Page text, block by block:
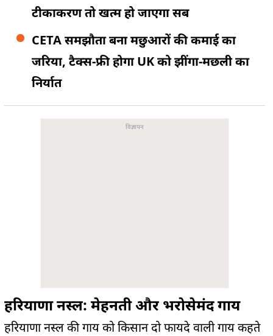
टीकाकरण तो खत्म हो जाएगा सब
CETA समझौता बना मछुआरों की कमाई का
जरिया, टैक्स-फ्री होगा UK को झींगा-मछली का
निर्यात
हरियाणा नस्ल: मेहनती और भरोसेमंद गाय
हरियाणा नस्ल की गाय को किसान दो फायदे वाली गाय कहते